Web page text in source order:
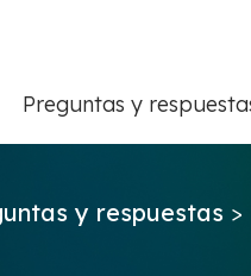
Preguntas y
y respuestas >